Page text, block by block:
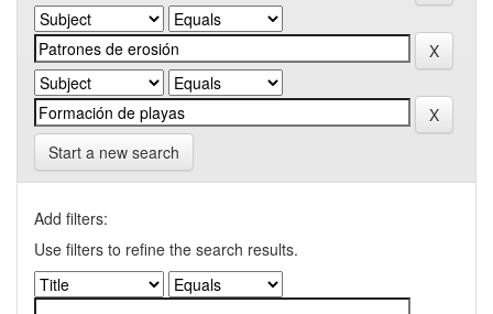
Start a new search
Add filters:
Use filters to refine the search results.